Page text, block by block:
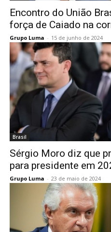
Encontro do União
força de Caiado na
Grupo Luma - 15 de junho de 2024
Brasil
Sérgio Moro diz que
para presidente em
Grupo Luma - 23 de maio de 2024